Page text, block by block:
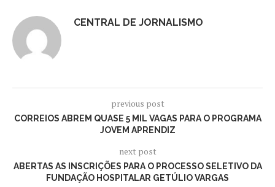
CENTRAL DE JORNALISMO
previous post
CORREIOS ABREM QUASE 5 MIL VAGAS PARA O PROGRAMA
JOVEM APRENDIZ
next post
ABERTAS AS INSCRIÇÕES PARA O PROCESSO SELETIVO DA
FUNDAÇÃO HOSPITALAR GETÚLIO VARGAS